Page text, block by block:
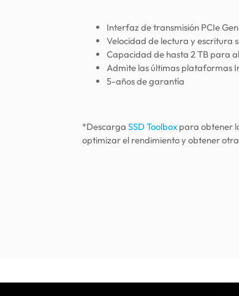
Interfaz de transmisión PCIe
Velocidad de lectura y escritura
Capacidad de hasta 2 TB para
Admite las últimas plataformas
5-años de garantía
*DescargaSSD Toolbox para obtener
optimizar el rendimiento y obtener